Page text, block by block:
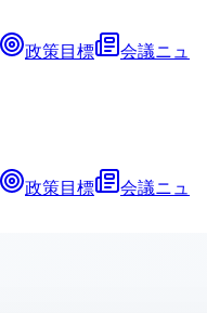
政策目標
会議ニュ
政策目標
会議ニュ